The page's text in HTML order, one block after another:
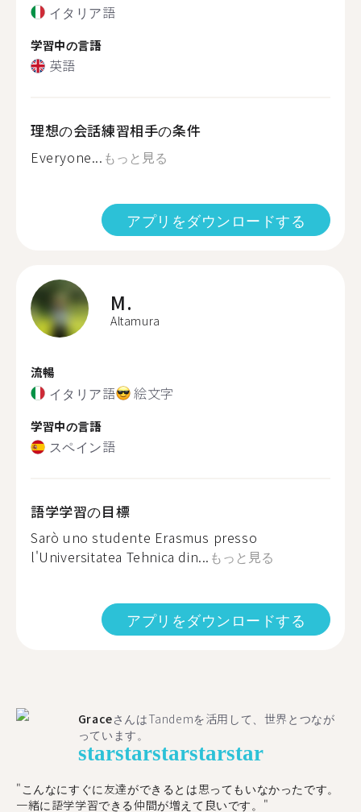
イタリア語
学習中の言語
英語
理想の会話練習相手の条件
Everyone... もっと見る
アプリをダウンロードする
M.
Altamura
流暢
イタリア語 絵文字
学習中の言語
スペイン語
語学学習の目標
Sarò uno studente Erasmus presso
l'Universitatea Tehnica din... もっと見る
アプリをダウンロードする
GraceさんはTandemを活用して、世界とつなが
っています。
starstarstarstarstar
"こんなにすぐに友達ができるとは思ってもいなかったです。
一緒に語学学習できる仲間が増えて良いです。"